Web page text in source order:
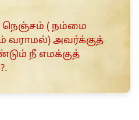
நெஞ்சம் ( நம்மை
வராமல்) அவர்க்குத்
நீ எமக்குத்